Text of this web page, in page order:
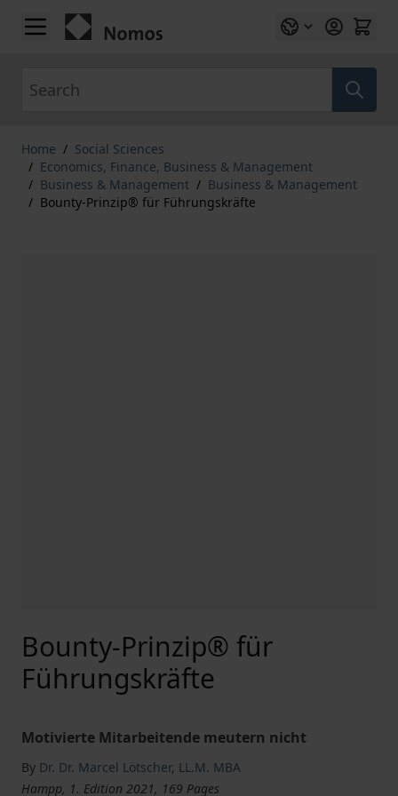
Skip to Content
Home / Social Sciences
/ Economics, Finance, Business & Management
/ Business & Management / Business & Management
/ Bounty-Prinzip® für Führungskräfte
Bounty-Prinzip® für
Führungskräfte
Motivierte Mitarbeitende meutern nicht
By Dr. Dr. Marcel Lötscher, LL.M. MBA
Hampp, 1. Edition 2021, 169 Pages